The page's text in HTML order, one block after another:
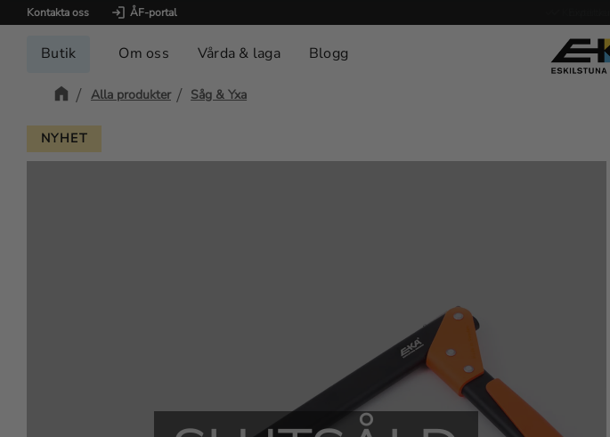
Kontakta oss ÅF-portal
Butik Om oss Vårda & laga Blogg
Alla produkter Såg & Yxa
NYHET